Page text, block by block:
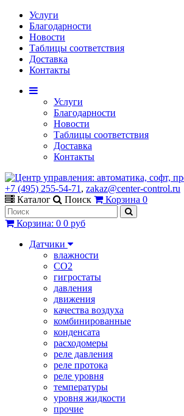
Услуги
Благодарности
Новости
Таблицы соответствия
Доставка
Контакты
Услуги
Благодарности
Новости
Таблицы соответствия
Доставка
Контакты
+7 (495) 255-54-71 , zakaz@center-control.ru
Каталог
Поиск Корзина 0
Корзина: 0 0 руб
Датчики
влажности
CO2
гигростаты
давления
движения
качества воздуха
комбинированные
конденсата
расходомеры
реле давления
реле протока
реле уровня
температуры
уровня жидкости
прочие